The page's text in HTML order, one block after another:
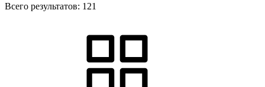
Всего результатов: 121